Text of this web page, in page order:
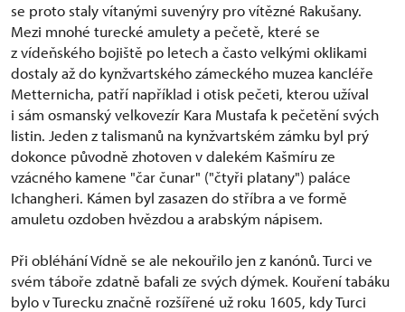
se proto staly vítanými suvenýry pro vítězné Rakušany.
Mezi mnohé turecké amulety a pečetě, které se
z vídeňského bojiště po letech a často velkými oklikami
dostaly až do kynžvartského zámeckého muzea kancléře
Metternicha, patří například i otisk pečeti, kterou užíval
i sám osmanský velkovezír Kara Mustafa k pečetění svých
listin. Jeden z talismanů na kynžvartském zámku byl prý
dokonce původně zhotoven v dalekém Kašmíru ze
vzácného kamene "čar čunar" ("čtyři platany") paláce
Ichangheri. Kámen byl zasazen do stříbra a ve formě
amuletu ozdoben hvězdou a arabským nápisem.
Při obléhání Vídně se ale nekouřilo jen z kanónů. Turci ve
svém táboře zdatně bafali ze svých dýmek. Kouření tabáku
bylo v Turecku značně rozšířené už roku 1605, kdy Turci